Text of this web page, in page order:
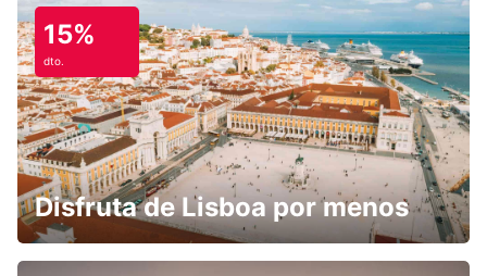
15%
dto.
Disfruta de Lisboa por menos